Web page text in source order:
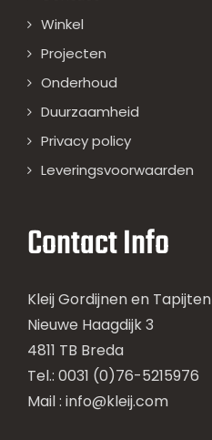
Winkel
Projecten
Onderhoud
Duurzaamheid
Privacy policy
Leveringsvoorwaarden
Contact Info
Kleij Gordijnen en Tapijten
Nieuwe Haagdijk 3
4811 TB Breda
Tel.: 0031 (0)76-5215976
Mail : info@kleij.com